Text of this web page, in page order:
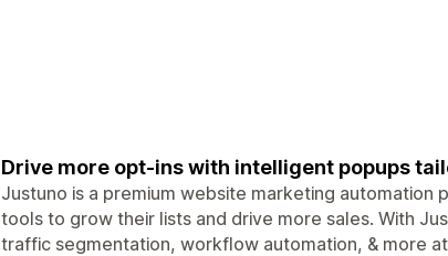
Drive more opt-ins with intelligent popups
Justuno is a premium website marketing
tools to grow their lists and drive more sales. With
traffic segmentation, workflow automation, & more